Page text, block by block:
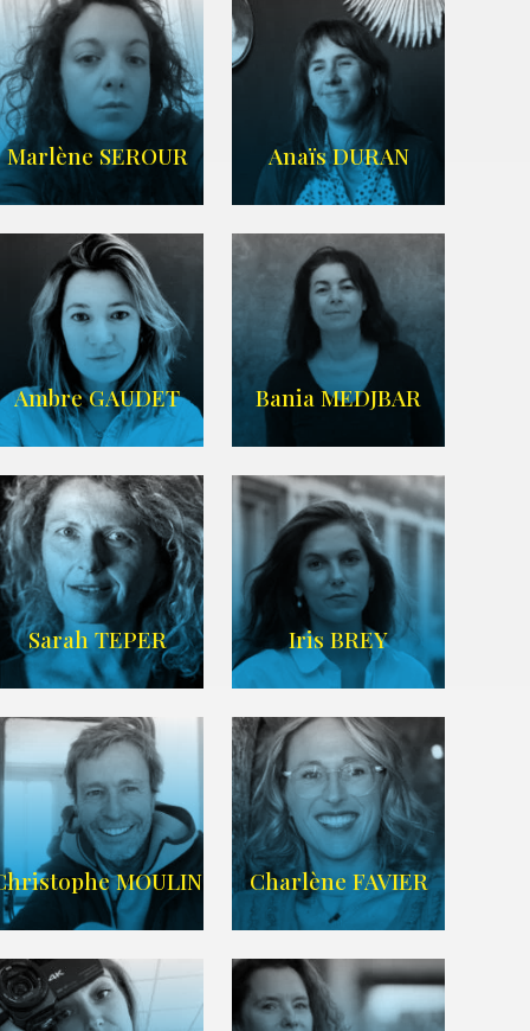
Imdb,Wikipedia Agence UBBA
Marlène SEROUR
ARDA
Anaïs DURAN
Ambre GAUDET Bania MEDJBAR
IMDB/SITE
Sarah TEPER
Imdb
Iris BREY
WIKIPEDIA
MOULIN Charlène FAVIER